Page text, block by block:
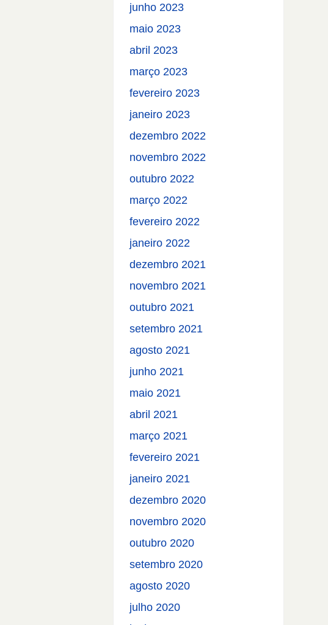
junho 2023
maio 2023
abril 2023
março 2023
fevereiro 2023
janeiro 2023
dezembro 2022
novembro 2022
outubro 2022
março 2022
fevereiro 2022
janeiro 2022
dezembro 2021
novembro 2021
outubro 2021
setembro 2021
agosto 2021
junho 2021
maio 2021
abril 2021
março 2021
fevereiro 2021
janeiro 2021
dezembro 2020
novembro 2020
outubro 2020
setembro 2020
agosto 2020
julho 2020